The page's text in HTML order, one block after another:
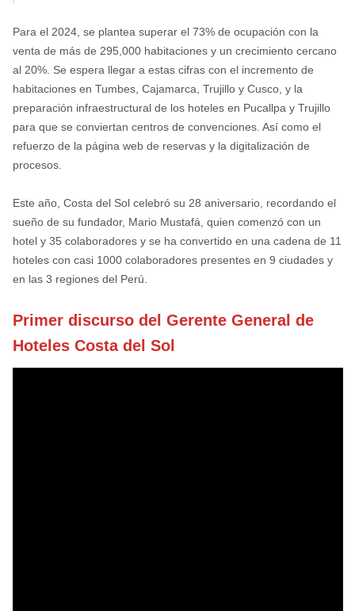
Para el 2024, se plantea superar el 73% de ocupación con la
venta de más de 295,000 habitaciones y un crecimiento cercano
al 20%. Se espera llegar a estas cifras con el incremento de
habitaciones en Tumbes, Cajamarca, Trujillo y Cusco, y la
preparación infraestructural de los hoteles en Pucallpa y Trujillo
para que se conviertan centros de convenciones. Así como el
refuerzo de la página web de reservas y la digitalización de
procesos.
Este año, Costa del Sol celebró su 28 aniversario, recordando el
sueño de su fundador, Mario Mustafá, quien comenzó con un
hotel y 35 colaboradores y se ha convertido en una cadena de 11
hoteles con casi 1000 colaboradores presentes en 9 ciudades y
en las 3 regiones del Perú.
Primer discurso del Gerente General de
Hoteles Costa del Sol